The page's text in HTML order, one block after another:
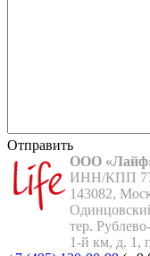
Отправить
ООО
ИНН/КПП
143082,
тер.
1-й км, д. 1,